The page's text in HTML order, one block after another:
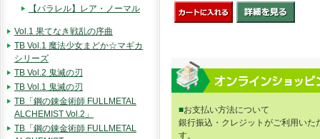
■お支払い方法について
銀行振込・クレジットがご利用いた
す。
【パラレル】レア・ノーマル
Vol.1 果てなき戦乱の序曲
TB Vol.1 魔法少女まどか☆マギカ
シリーズ
TB Vol.2 鬼滅の刃
TB Vol.1 鬼滅の刃
TB「鋼の錬金術師 FULLMETAL
ALCHEMIST Vol.2」
TB「鋼の錬金術師 FULLMETAL